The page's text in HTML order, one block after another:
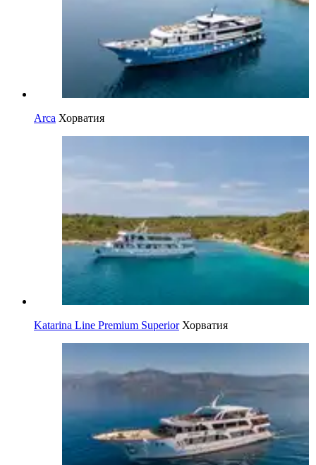
Arca Хорватия
Katarina Line Premium Superior Хорватия